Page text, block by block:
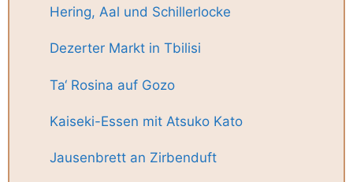
Hering, Aal und Schillerlocke
Dezerter Markt in Tbilisi
Ta‘ Rosina auf Gozo
Kaiseki-Essen mit Atsuko Kato
Jausenbrett an Zirbenduft